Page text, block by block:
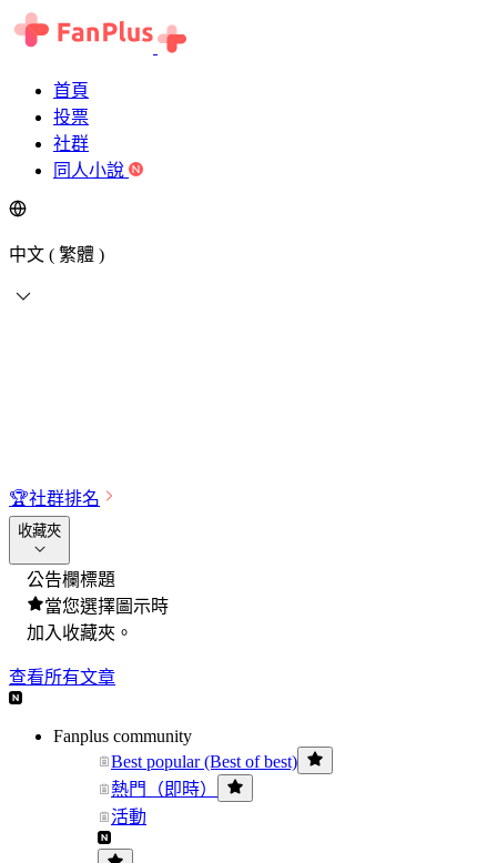
首頁
投票
社群
同人小說
中文 ( 繁體 )
🏆社群排名
收藏夾
公告欄標題
當您選擇圖示時
加入收藏夾。
查看所有文章
Fanplus community
Best popular (Best of best)
熱門（即時）
活動